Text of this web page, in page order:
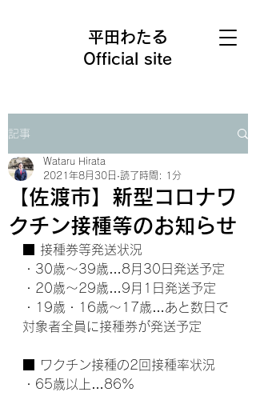
平田わたる
Official site
記事
【佐渡市】新型コロナワ
クチン接種等のお知らせ
Wataru Hirata
2021年8月30日 読了時間: 1分
■ 接種券等発送状況
・30歳〜39歳…8月30日発送予定
・20歳〜29歳…9月1日発送予定
・19歳・16歳〜17歳…あと数日で
対象者全員に接種券が発送予定
■ ワクチン接種の2回接種率状況
・65歳以上…86%